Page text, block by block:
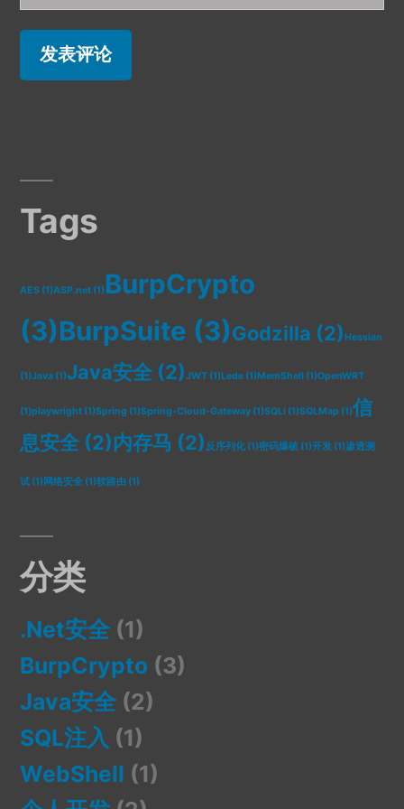
Tags
AES (1)ASP.net (1)BurpCrypto
(3)BurpSuite (3)Godzilla (2)Hessian
(1)Java (1)Java安全 (2)JWT (1)Lede (1)MemShell (1)OpenWRT
(1)playwright (1)Spring (1)Spring-Cloud-Gateway (1)SQLi (1)SQLMap (1)信
息安全 (2)内存马 (2) 反序列化 (1)密码爆破 (1)开发 (1)渗透测
试 (1)网络安全 (1)软路由 (1)
分类
.Net安全 (1)
BurpCrypto (3)
Java安全 (2)
SQL注入 (1)
WebShell (1)